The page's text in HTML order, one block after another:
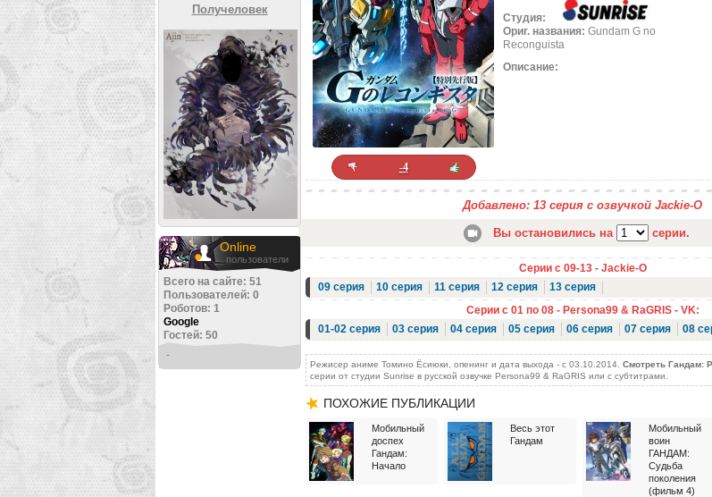
Получеловек
Online
пользователи
Всего на сайте: 51
Пользователей: 0
Роботов: 1
Google
Гостей: 50
-
-4
Студия:
Ориг. названия: Gundam G no
Reconguista
Описание:
Добавлено: 13 серия с озвучкой Jackie-O
Вы остановились на серии.
Серии с 09-13 - Jackie-O
09 серия
10 серия 11 серия 12 серия
13 серия
Серии с 01 по 08 - Persona99 & RaGRIS - VK:
01-02 серия
03 серия 04 серия 05 серия 06 серия 07 серия 08
Режисер аниме Томино Ёсиюки, опенинг и дата выхода - c 03.10.2014. Смотреть Гандам:
серии от студии Sunrise в русской озвучке Persona99 & RaGRIS или с субтитрами.
ПОХОЖИЕ ПУБЛИКАЦИИ
Мобильный
доспех
Гандам:
Начало
Весь этот
Гандам
Мобильный
воин
ГАНДАМ:
Судьба
поколения
(фильм 4)